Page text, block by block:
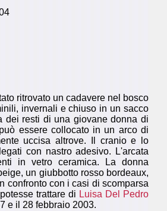
ritrovato un cadavere nel bosco
invernali e chiuso in un sacco
dei resti di una giovane donna di
essere collocato in un arco di
uccisa altrove. Il cranio e lo
con nastro adesivo. L'arcata
in vetro ceramica. La donna
un giubbotto rosso bordeaux,
confronto con i casi di scomparsa
trattare di Luisa Del Pedro
e il 28 febbraio 2003.